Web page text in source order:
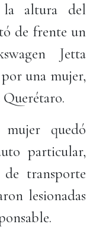
altura del
de frente un
Jetta
una mujer,
quedó
particular,
transporte
lesionadas